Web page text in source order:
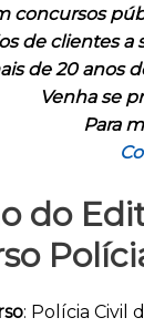
concursos
de clientes a
de 20 anos
Venha se
Para
do
: Polícia Civil